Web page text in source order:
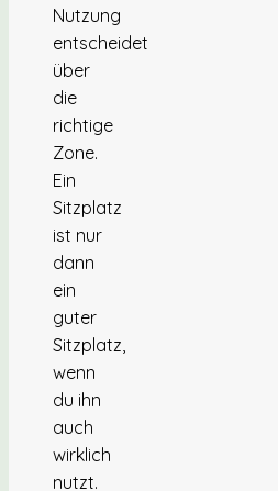
Nutzung
entscheidet
über
die
richtige
Zone.
Ein
Sitzplatz
ist nur
dann
ein
guter
Sitzplatz,
wenn
du ihn
auch
wirklich
nutzt.